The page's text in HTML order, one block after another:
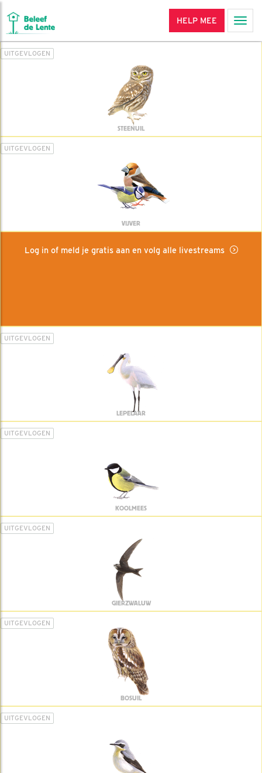
HELP MEE
UITGEVLOGEN
STEENUIL
UITGEVLOGEN
VIJVER
Log in of meld je gratis aan en volg alle livestreams
UITGEVLOGEN
LEPELAAR
UITGEVLOGEN
KOOLMEES
UITGEVLOGEN
GIERZWALUW
UITGEVLOGEN
BOSUIL
UITGEVLOGEN